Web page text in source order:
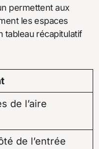
permettent aux
les espaces
tableau récapitulatif
de l’aire
de l’entrée